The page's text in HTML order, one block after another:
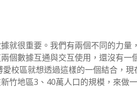
就很重要。我們有兩個不同的力量
個數據互通與交互使用，還沒有一
愛校區就想透過這樣的一個結合，
竹地區3、40萬人口的規模，來做